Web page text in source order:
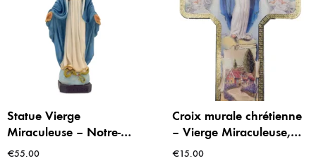
Statue Vierge
Miraculeuse – Notre-
Dame de la Médaille
€55.00
Croix murale chrétienne
– Vierge Miraculeuse,
bénédiction et protection
€15.00